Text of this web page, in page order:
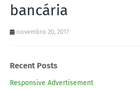
bancária
novembro 20, 2017
Recent Posts
Responsive Advertisement